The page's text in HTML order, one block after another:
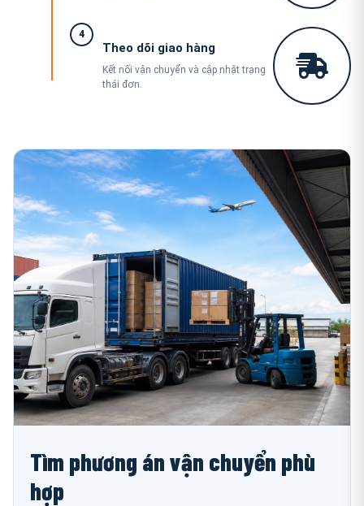
4
Theo dõi giao hàng
Kết nối vận chuyển và cập nhật trạng
thái đơn.
Tìm phương án vận chuyển phù
hợp